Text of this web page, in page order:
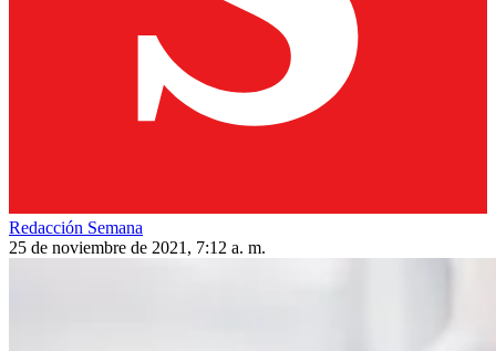
Redacción Semana
25 de noviembre de 2021, 7:12 a. m.